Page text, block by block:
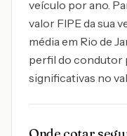
veículo por ano.
valor FIPE da sua
média em Rio de
perfil do condutor
significativas no